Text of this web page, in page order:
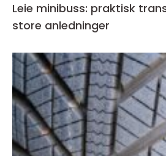
Leie minibuss: praktisk
store anledninger